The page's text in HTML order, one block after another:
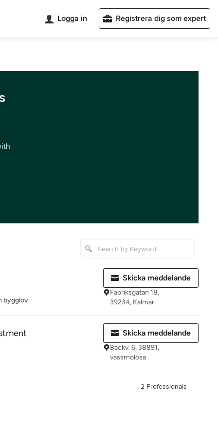
Logga in Registrera dig som expert
bygglov
Skicka meddelande
Fabriksgatan 18,
39234, Kalmar
Skicka meddelande
Backv. 6, 38891,
vassmolösa
2 Professionals